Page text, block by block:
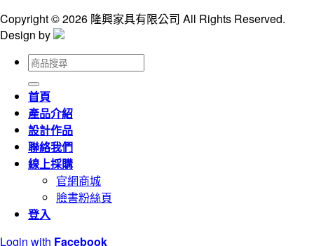
Copyright © 2026 隆興家具有限公司 All Rights Reserved.
Design by
搜
尋
關
鍵
字:
首頁
產品介紹
設計作品
聯絡我們
線上採購
官網商城
臉書粉絲頁
登入
Login with Facebook